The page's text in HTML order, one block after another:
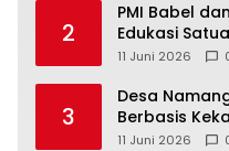
2
‎PMI Babel
Edukasi
11 Juni 2026
3
‎Desa
Berbasis
Kementerian
11 Juni 2026